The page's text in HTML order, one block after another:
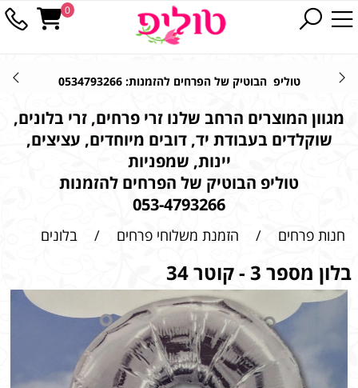
טוליפ הבוטיק של הפרחים להזמנות: 0534793266
0
מגוון המוצרים הרחב שלנו זרי פרחים, זרי בלונים,
שוקלדים בעבודת יד, דובים מיוחדים, עציצים,
יינות, שמפניות
טוליפ הבוטיק של הפרחים להזמנות
053-4793266
חנות פרחים / הזמנת משלוחי פרחים / בלונים
בלון מספר 3 - קוטר 34